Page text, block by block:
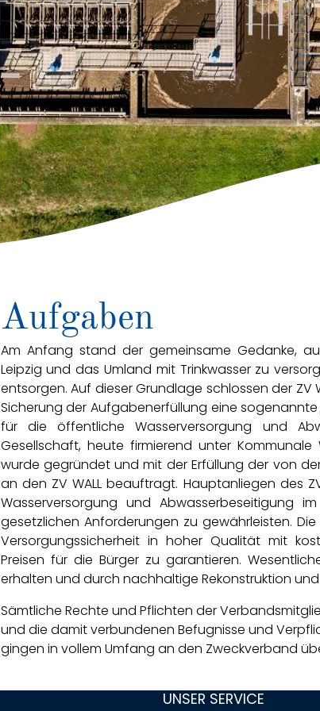
Aufgaben
Am Anfang stand der gemeinsame Gedanke,
Leipzig und das Umland mit Trinkwasser zu
entsorgen. Auf dieser Grundlage schlossen der ZV
Sicherung der Aufgabenerfüllung eine
für die öffentliche Wasserversorgung und
Gesellschaft, heute firmierend unter Kommunale
wurde gegründet und mit der Erfüllung der von
an den ZV WALL beauftragt. Hauptanliegen des
Wasserversorgung und Abwasserbeseitigung
gesetzlichen Anforderungen zu gewährleisten.
Versorgungssicherheit in hoher Qualität mit
Preisen für die Bürger zu garantieren.
erhalten und durch nachhaltige Rekonstruktion
Sämtliche Rechte und Pflichten der
und die damit verbundenen Befugnisse und
gingen in vollem Umfang an den Zweckverband
UNSER SERVICE